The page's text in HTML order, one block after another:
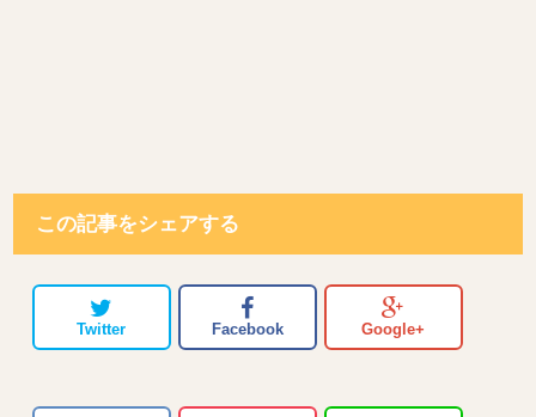
この記事をシェアする
Twitter Facebook Google+